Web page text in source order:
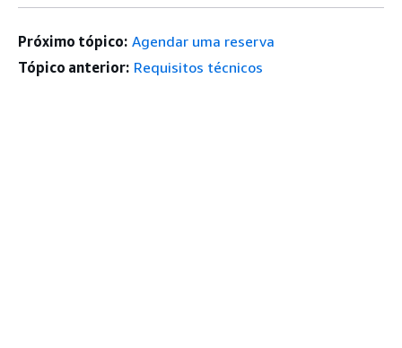
Próximo tópico: Agendar uma reserva
Tópico anterior: Requisitos técnicos